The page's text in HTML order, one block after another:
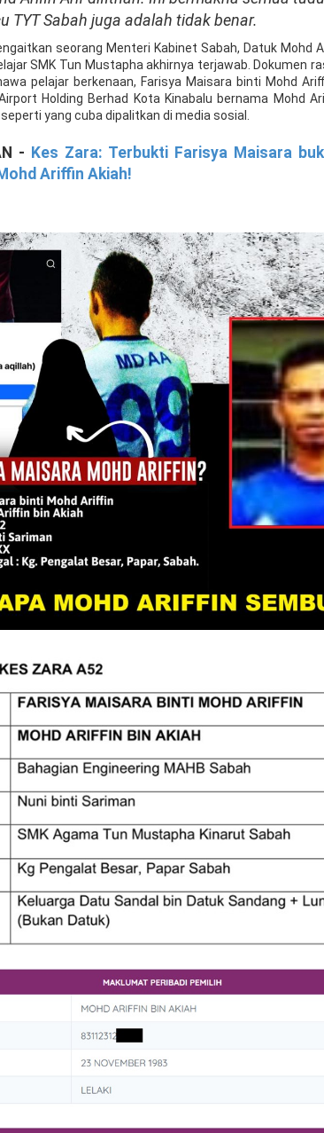
TYT Sabah juga adalah tidak benar.
seorang Menteri Kabinet Sabah, Datuk Mohd
SMK Tun Mustapha akhirnya terjawab. Dokumen
pelajar berkenaan, Farisya Maisara binti Mohd
Holding Berhad Kota Kinabalu bernama Mohd
yang cuba dipalitkan di media sosial.
- Kes Zara: Terbukti Farisya Maisara
Ariffin Akiah!